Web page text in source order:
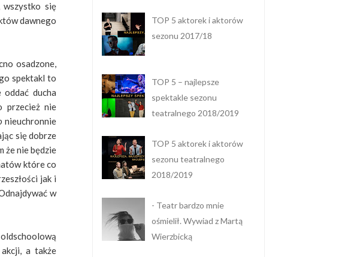
wszystko się
dawnego
osadzone,
spektakl to
oddać ducha
przecież nie
nieuchronnie
się dobrze
że nie będzie
które co
jak i
w
a także
TOP 5 aktorek i aktorów
sezonu 2017/18
TOP 5 – najlepsze
spektakle sezonu
teatralnego 2018/2019
TOP 5 aktorek i aktorów
sezonu teatralnego
2018/2019
- Teatr bardzo mnie
ośmielił. Wywiad z Martą
Wierzbicką